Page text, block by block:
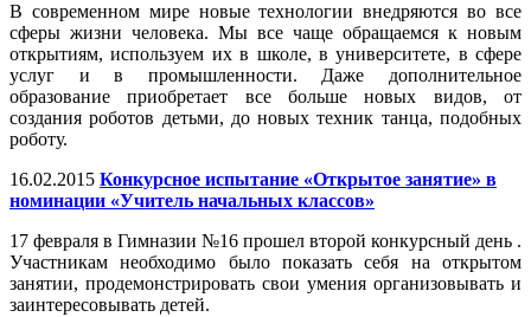
В современном мире новые технологии внедряются во все
сферы жизни человека. Мы все чаще обращаемся к новым
открытиям, используем их в школе, в университете, в сфере
услуг и в промышленности. Даже дополнительное
образование приобретает все больше новых видов, от
создания роботов детьми, до новых техник танца, подобных
роботу.
16.02.2015 Конкурсное испытание «Открытое занятие» в
номинации «Учитель начальных классов»
17 февраля в Гимназии №16 прошел второй конкурсный день .
Участникам необходимо было показать себя на открытом
занятии, продемонстрировать свои умения организовывать и
заинтересовывать детей.